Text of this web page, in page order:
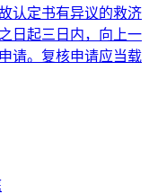
认定书有异议的救济
日起三日内，向上一
请。复核申请应当载